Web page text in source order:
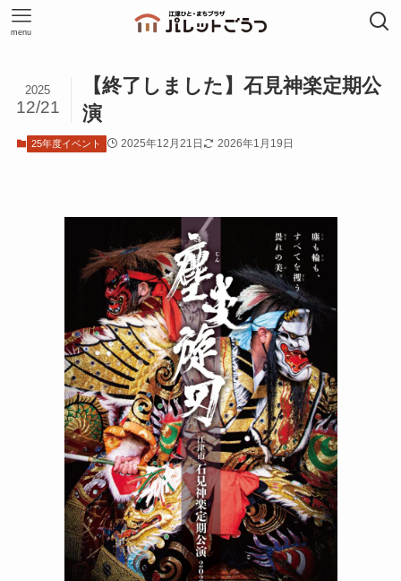
menu
【終了しました】石見神楽定期公
演
2025
12/21
25年度イベント 2025年12月21日 2026年1月19日